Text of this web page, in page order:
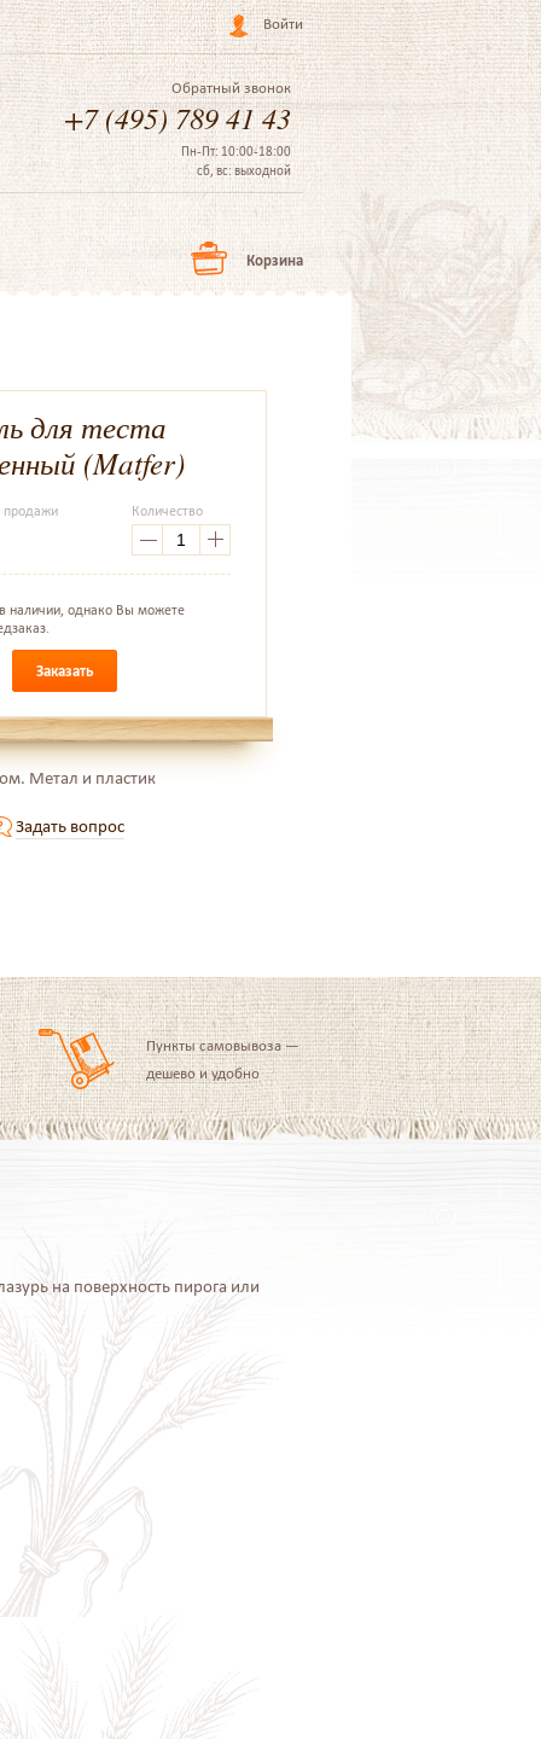
Войти
Обратный звонок
+7 (495) 789 41 43
Пн-Пт: 10:00-18:00
сб, вс: выходной
Корзина
для теста
(Matfer)
продажи Количество
наличии, однако Вы можете
Заказать
Метал и пластик
Задать вопрос
Пункты самовывоза —
дешево и удобно
на поверхность пирога или